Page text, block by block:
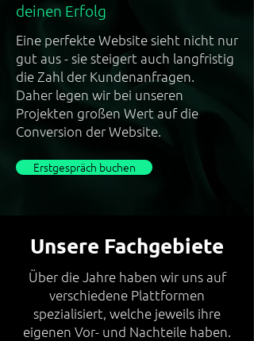
deinen Erfolg
Eine perfekte Website sieht nicht nur
gut aus - sie steigert auch langfristig
die Zahl der Kundenanfragen.
Daher legen wir bei unseren
Projekten großen Wert auf die
Conversion der Website.
Erstgespräch buchen
Unsere Fachgebiete
Über die Jahre haben wir uns auf
verschiedene Plattformen
spezialisiert, welche jeweils ihre
eigenen Vor- und Nachteile haben.